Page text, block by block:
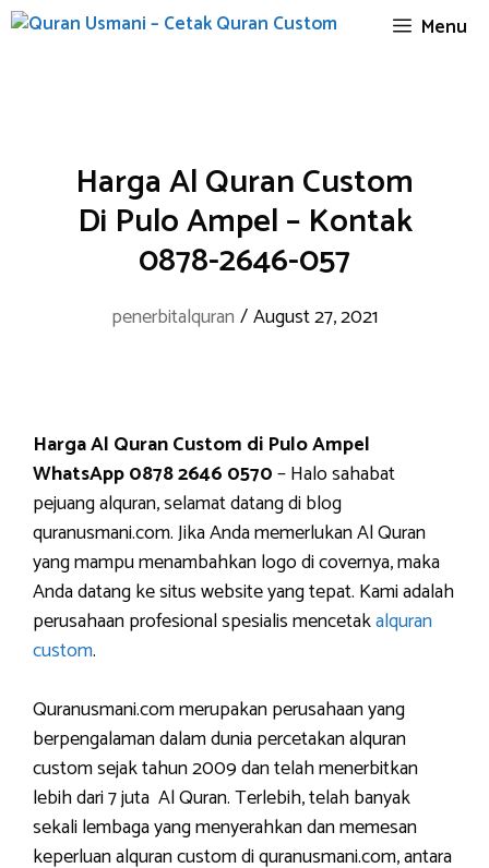
Skip
Menu
Harga Al Quran Custom
Di Pulo Ampel – Kontak
0878-2646-057
penerbitalquran /August 27, 2021
Harga Al Quran Custom di Pulo Ampel
WhatsApp 0878 2646 0570– Halo sahabat
pejuang alquran, selamat datang di blog
quranusmani.com. Jika Anda memerlukan Al Quran
yang mampu menambahkan logo di covernya, maka
Anda datang ke situs website yang tepat. Kami adalah
perusahaan profesional spesialis mencetakalquran
custom.
Quranusmani.com merupakan perusahaan yang
berpengalaman dalam dunia percetakan alquran
custom sejak tahun 2009 dan telah menerbitkan
lebih dari 7 juta Al Quran. Terlebih, telah banyak
sekali lembaga yang menyerahkan dan memesan
keperluan alquran custom di quranusmani.com, antara